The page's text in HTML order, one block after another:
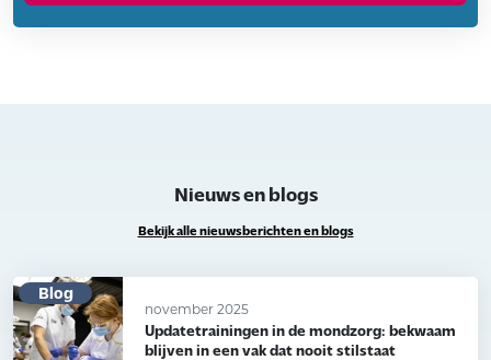
Nieuws en blogs
Bekijk alle nieuwsberichten en blogs
Blog
november 2025
Updatetrainingen in de mondzorg: bekwaam
blijven in een vak dat nooit stilstaat